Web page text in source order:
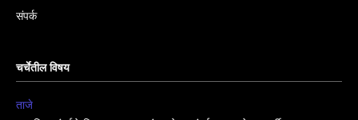
संपर्क
चर्चेतील विषय
ताजे